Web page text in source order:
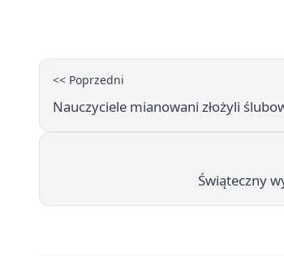
<< Poprzedni
Nauczyciele mianowani złożyli
Świąteczny